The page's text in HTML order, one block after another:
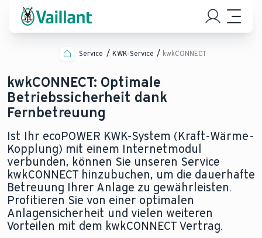
Service KWK-Service kwkCONNECT
kwkCONNECT: Optimale
Betriebssicherheit dank
Fernbetreuung
Ist Ihr ecoPOWER KWK-System (Kraft-Wärme-
Kopplung) mit einem Internetmodul
verbunden, können Sie unseren Service
kwkCONNECT hinzubuchen, um die dauerhafte
Betreuung Ihrer Anlage zu gewährleisten.
Profitieren Sie von einer optimalen
Anlagensicherheit und vielen weiteren
Vorteilen mit dem kwkCONNECT Vertrag.